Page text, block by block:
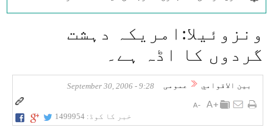
ونزوئيلا:امريكہ دہشت
گردوں كا اڈہ ہے۔
بين الاقوامي عمومی 9:28 - September 30, 2006
خبر کا کوڈ: 1499954